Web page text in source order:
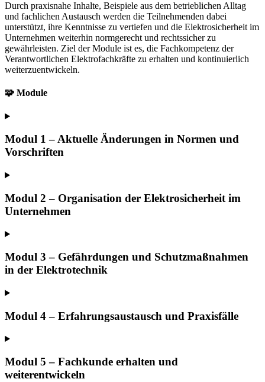
Durch praxisnahe Inhalte, Beispiele aus dem betrieblichen Alltag
und fachlichen Austausch werden die Teilnehmenden dabei
unterstützt, ihre Kenntnisse zu vertiefen und die Elektrosicherheit im
Unternehmen weiterhin normgerecht und rechtssicher zu
gewährleisten. Ziel der Module ist es, die Fachkompetenz der
Verantwortlichen Elektrofachkräfte zu erhalten und kontinuierlich
weiterzuentwickeln.
🧩 Module
Modul 1 – Aktuelle Änderungen in Normen und
Vorschriften
Modul 2 – Organisation der Elektrosicherheit im
Unternehmen
Modul 3 – Gefährdungen und Schutzmaßnahmen
in der Elektrotechnik
Modul 4 – Erfahrungsaustausch und Praxisfälle
Modul 5 – Fachkunde erhalten und
weiterentwickeln